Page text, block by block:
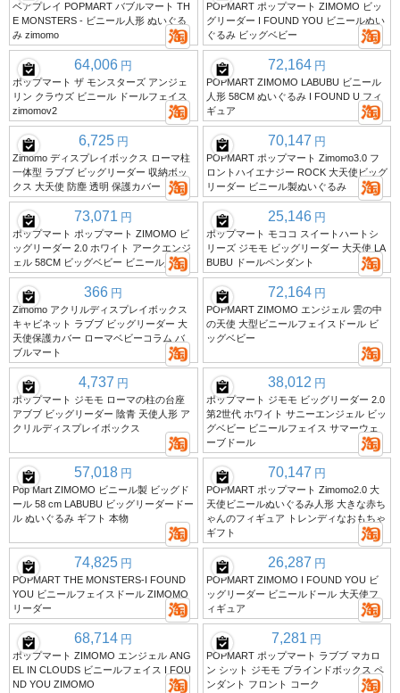
ベアプレイ POPMART バブルマート TH
E MONSTERS - ビニール人形 ぬいぐる
み zimomo
POPMART ポップマート ZIMOMO ビッ
グリーダー I FOUND YOU ビニールぬい
ぐるみ ビッグベビー
64,006 円
ポップマート ザ モンスターズ アンジェ
リン クラウズ ビニール ドールフェイス
zimomov2
72,164 円
POPMART ZIMOMO LABUBU ビニール
人形 58CM ぬいぐるみ I FOUND U フィ
ギュア
6,725 円
Zimomo ディスプレイボックス ローマ柱
一体型 ラブブ ビッグリーダー 収納ボッ
クス 大天使 防塵 透明 保護カバー
70,147 円
POPMART ポップマート Zimomo3.0 フ
ロントハイエナジー ROCK 大天使ビッグ
リーダー ビニール製ぬいぐるみ
73,071 円
ポップマート ポップマート ZIMOMO ビ
ッグリーダー 2.0 ホワイト アークエンジ
ェル 58CM ビッグベビー ビニール人形
25,146 円
ポップマート モココ スイートハートシ
リーズ ジモモ ビッグリーダー 大天使 LA
BUBU ドールペンダント
366 円
Zimomo アクリルディスプレイボックス
キャビネット ラブブ ビッグリーダー 大
天使保護カバー ローマベビーコラム バ
ブルマート
72,164 円
POPMART ZIMOMO エンジェル 雲の中
の天使 大型ビニールフェイスドール ビ
ッグベビー
4,737 円
ポップマート ジモモ ローマの柱の台座
アブブ ビッグリーダー 陰青 天使人形 ア
クリルディスプレイボックス
38,012 円
ポップマート ジモモ ビッグリーダー 2.0
第2世代 ホワイト サニーエンジェル ビッ
グベビー ビニールフェイス サマーウェ
ーブドール
57,018 円
Pop Mart ZIMOMO ビニール製 ビッグド
ール 58 cm LABUBU ビッグリーダードー
ル ぬいぐるみ ギフト 本物
70,147 円
POPMART ポップマート Zimomo2.0 大
天使ビニールぬいぐるみ人形 大きな赤ち
ゃんのフィギュア トレンディなおもちゃ
ギフト
74,825 円
POPMART THE MONSTERS-I FOUND
YOU ビニールフェイスドール ZIMOMO
リーダー
26,287 円
POPMART ZIMOMO I FOUND YOU ビ
ッグリーダー ビニールドール 大天使フ
ィギュア
68,714 円
ポップマート ZIMOMO エンジェル ANG
EL IN CLOUDS ビニールフェイス I FOU
ND YOU ZIMOMO
7,281 円
POPMART ポップマート ラブブ マカロ
ン シット ジモモ ブラインドボックス ペ
ンダント フロント コーク